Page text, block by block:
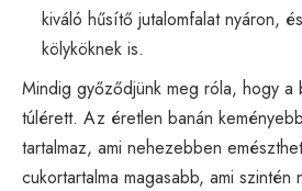
kiváló hűsítő jutalomfalat nyáron,
kölyköknek is.
Mindig győződjünk meg róla, hogy a
túlérett. Az éretlen banán
tartalmaz, ami nehezebben
cukortartalma magasabb, ami szintén